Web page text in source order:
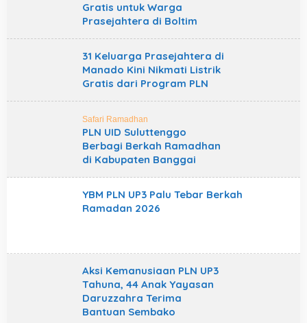
Gratis untuk Warga
Prasejahtera di Boltim
31 Keluarga Prasejahtera di
Manado Kini Nikmati Listrik
Gratis dari Program PLN
Safari Ramadhan
PLN UID Suluttenggo
Berbagi Berkah Ramadhan
di Kabupaten Banggai
YBM PLN UP3 Palu Tebar Berkah
Ramadan 2026
Aksi Kemanusiaan PLN UP3
Tahuna, 44 Anak Yayasan
Daruzzahra Terima
Bantuan Sembako